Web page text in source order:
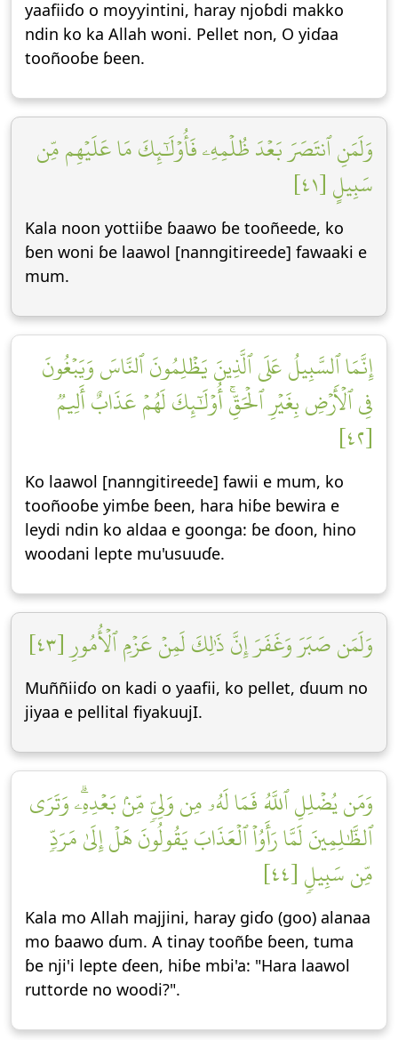
yaafiiɗo o moƴƴintini, haray njoɓdi makko
ndin ko ka Allah woni. Pellet non, O yiɗaa
tooñooɓe ɓeen.
وَلَمَنِ ٱنتَصَرَ بَعۡدَ ظُلۡمِهِۦ فَأُوْلَٰٓئِكَ مَا عَلَيۡهِم مِّن
سَبِيلٍ [٤١]
Kala noon yottiiɓe ɓaawo ɓe tooñeede, ko
ɓen woni ɓe laawol [nanngitireede] fawaaki e
mum.
إِنَّمَا ٱلسَّبِيلُ عَلَى ٱلَّذِينَ يَظۡلِمُونَ ٱلنَّاسَ وَيَبۡغُونَ
فِي ٱلۡأَرۡضِ بِغَيۡرِ ٱلۡحَقِّۚ أُوْلَٰٓئِكَ لَهُمۡ عَذَابٌ أَلِيمٞ
[٤٢]
Ko laawol [nanngitireede] fawii e mum, ko
tooñooɓe yimɓe ɓeen, hara hiɓe bewira e
leydi ndin ko aldaa e goonga: ɓe ɗoon, hino
woodani lepte mu'usuuɗe.
وَلَمَن صَبَرَ وَغَفَرَ إِنَّ ذَٰلِكَ لَمِنۡ عَزۡمِ ٱلۡأُمُورِ [٤٣]
Muññiiɗo on kadi o yaafii, ko pellet, ɗuum no
jiyaa e pellital fiyakuujI.
وَمَن يُضۡلِلِ ٱللَّهُ فَمَا لَهُۥ مِن وَلِيّٖ مِّنۢ بَعۡدِهِۦۗ وَتَرَى
ٱلظَّٰلِمِينَ لَمَّا رَأَوُاْ ٱلۡعَذَابَ يَقُولُونَ هَلۡ إِلَىٰ مَرَدّٖ
مِّن سَبِيلٖ [٤٤]
Kala mo Allah majjini, haray giɗo (goo) alanaa
mo ɓaawo ɗum. A tinay tooñɓe ɓeen, tuma
ɓe nji'i lepte ɗeen, hiɓe mbi'a: "Hara laawol
ruttorde no woodi?".